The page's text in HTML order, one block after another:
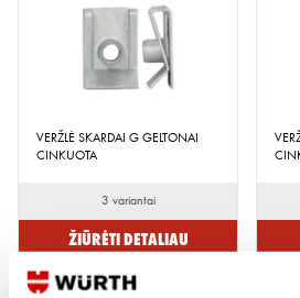
VERŽLĖ SKARDAI G GELTONAI
CINKUOTA
3 variantai
Žiūrėti detaliau